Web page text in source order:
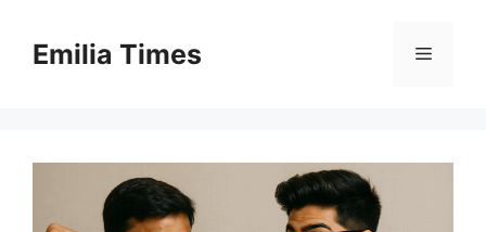
contentEmilia Times Menu